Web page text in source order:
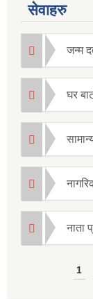
सेवाहरु
जन्म
घर
नाता
Pages1